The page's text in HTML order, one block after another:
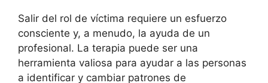
Salir del rol de víctima requiere un esfuerzo
consciente y, a menudo, la ayuda de un
profesional. La terapia puede ser una
herramienta valiosa para ayudar a las personas
a identificar y cambiar patrones de